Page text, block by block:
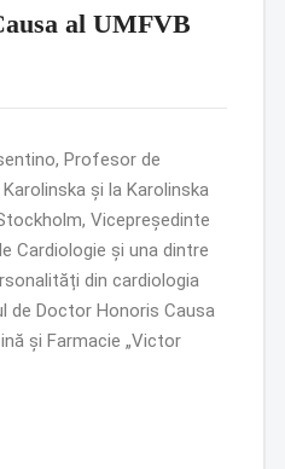
al UMFVB
Profesor de
și la Karolinska
Vicepreședinte
Cardiologie și una dintre
din cardiologia
de Doctor Honoris Causa
și Farmacie „Victor